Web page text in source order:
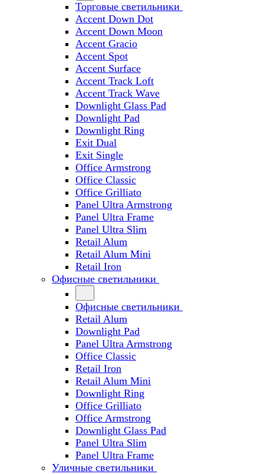
Торговые светильники
Accent Down Dot
Accent Down Moon
Accent Gracio
Accent Spot
Accent Surface
Accent Track Loft
Accent Track Wave
Downlight Glass Pad
Downlight Pad
Downlight Ring
Exit Dual
Exit Single
Office Armstrong
Office Classic
Office Grilliato
Panel Ultra Armstrong
Panel Ultra Frame
Panel Ultra Slim
Retail Alum
Retail Alum Mini
Retail Iron
Офисные светильники
Офисные светильники
Retail Alum
Downlight Pad
Panel Ultra Armstrong
Office Classic
Retail Iron
Retail Alum Mini
Downlight Ring
Office Grilliato
Office Armstrong
Downlight Glass Pad
Panel Ultra Slim
Panel Ultra Frame
Уличные светильники